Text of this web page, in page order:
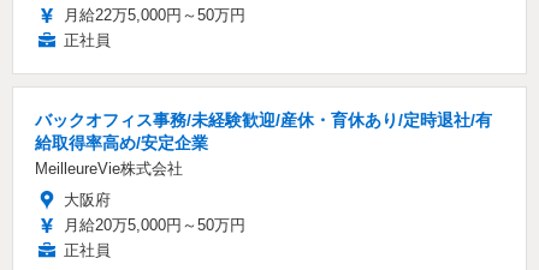
月給22万5,000円～50万円
正社員
バックオフィス事務/未経験歓迎/産休・育休あり/定時退社/有
給取得率高め/安定企業
MeilleureVie株式会社
大阪府
月給20万5,000円～50万円
正社員